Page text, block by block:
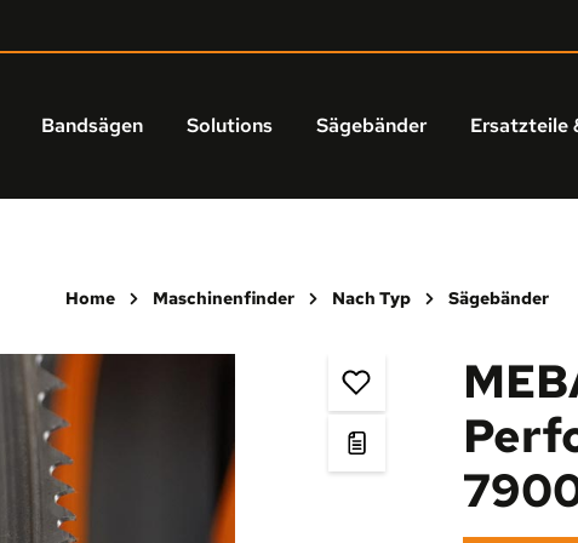
Bandsägen Solutions Sägebänder Ersatzteile
Home Maschinenfinder Nach Typ Sägebänder